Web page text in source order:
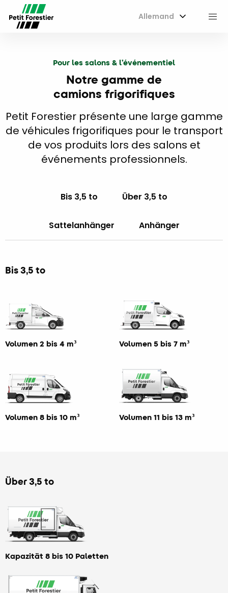
Allemand
Pour les salons & l’événementiel
Notre gamme de
camions frigorifiques
Petit Forestier présente une large gamme
de véhicules frigorifiques pour le transport
de vos produits lors des salons et
événements professionnels.
Bis 3,5 to Über 3,5 to
Sattelanhänger Anhänger
Bis 3,5 to
Volumen 2 bis 4 m³ Volumen 5 bis 7 m³
Volumen 8 bis 10 m³ Volumen 11 bis 13 m³
Über 3,5 to
Kapazität 8 bis 10 Paletten